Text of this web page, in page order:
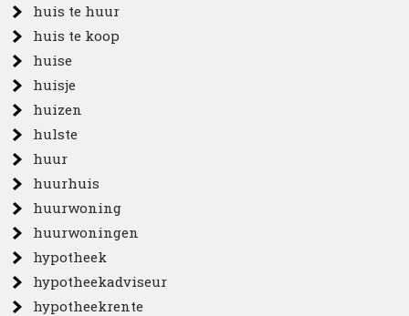
huis te huur
huis te koop
huise
huisje
huizen
hulste
huur
huurhuis
huurwoning
huurwoningen
hypotheek
hypotheekadviseur
hypotheekrente